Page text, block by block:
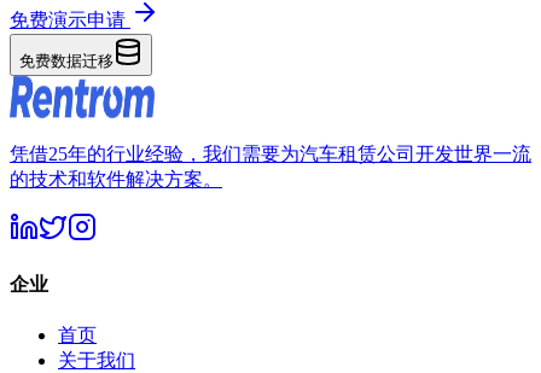
免费演示申请
免费数据迁移
凭借25年的行业经验，我们需要为汽车租赁公司开发世界一流
的技术和软件解决方案。
企业
首页
关于我们